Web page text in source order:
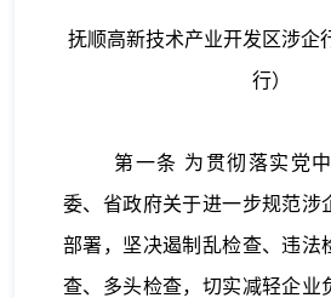
抚顺高新技术产业开发区涉企
行）
第一条 为贯彻落实党
委、省政府关于进一步规范涉
部署，坚决遏制乱检查、违法
查、多头检查，切实减轻企业